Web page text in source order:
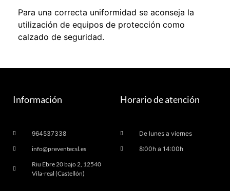
Para una correcta uniformidad se aconseja la
utilización de equipos de protección como
calzado de seguridad.
Información
964537338
info@preventecsl.es
Riu Ebre 20 bajo 2, 12540
Vila-real (Castellón)
Horario de atención
De lunes a viernes
8:00h a 14:00h